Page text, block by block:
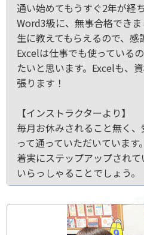
通い始めてもうすぐ2年が経
Word3級に、無事合格でき
生に教えてもらえるので、感
Excelは仕事でも使っている
たいと思います。Excelも、
張ります！
【インストラクターより】
毎月お休みされること無く
って通っていただいています。
着実にステップアップされ
いらっしゃることでしょう。